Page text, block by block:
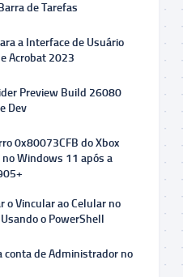
de Tarefas
a Interface de Usuário
Acrobat 2023
Preview Build 26080
Dev
0x80073CFB do Xbox
Windows 11 após a
o Vincular ao Celular no
o PowerShell
conta de Administrador no